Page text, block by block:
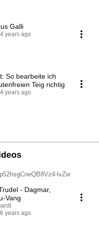
Galli
4 years ago
So bearbeite ich
Teig richtig
4 years ago
lvZw
- Dagmar,
Vang
6 years ago